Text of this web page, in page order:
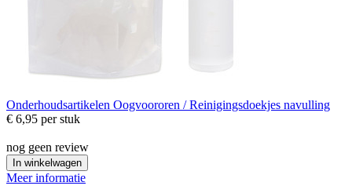
Onderhoudsartikelen Oogvoororen / Reinigingsdoekjes navulling
€ 6,95 per stuk
nog geen review
In winkelwagen
Meer informatie